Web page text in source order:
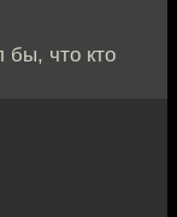
бы, что кто